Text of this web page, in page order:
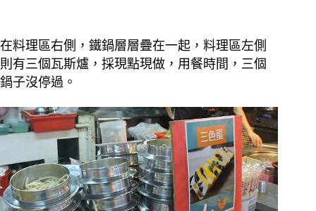
在料理區右側，鐵鍋層層疊在一起，料理區左側
則有三個瓦斯爐，採現點現做，用餐時間，三個
鍋子沒停過。